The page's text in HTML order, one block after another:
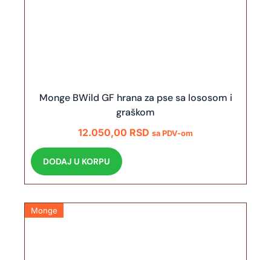
Monge BWild GF hrana za pse sa lososom i
graškom
12.050,00 RSD sa PDV-om
DODAJ U KORPU
Monge